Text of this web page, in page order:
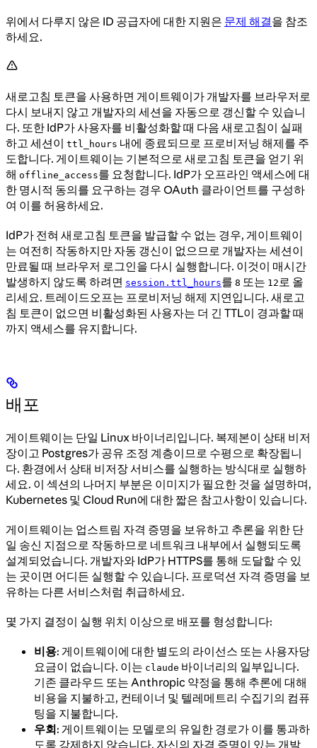
위에서 다루지 않은 ID 공급자에 대한 지원은 문제 해결을 참조
하세요.
새로고침 토큰을 사용하면 게이트웨이가 개발자를 브라우저로
다시 보내지 않고 개발자의 세션을 자동으로 갱신할 수 있습니
다. 또한 IdP가 사용자를 비활성화할 때 다음 새로고침이 실패
하고 세션이 ttl_hours 내에 종료되므로 프로비저닝 해제를 주
도합니다. 게이트웨이는 기본적으로 새로고침 토큰을 얻기 위
해 offline_access를 요청합니다. IdP가 오프라인 액세스에 대
한 명시적 동의를 요구하는 경우 OAuth 클라이언트를 구성하
여 이를 허용하세요.
IdP가 전혀 새로고침 토큰을 발급할 수 없는 경우, 게이트웨이
는 여전히 작동하지만 자동 갱신이 없으므로 개발자는 세션이
만료될 때 브라우저 로그인을 다시 실행합니다. 이것이 매시간
발생하지 않도록 하려면 session.ttl_hours를 8 또는 12로 올
리세요. 트레이드오프는 프로비저닝 해제 지연입니다. 새로고
침 토큰이 없으면 비활성화된 사용자는 더 긴 TTL이 경과할 때
까지 액세스를 유지합니다.
배포
게이트웨이는 단일 Linux 바이너리입니다. 복제본이 상태 비저
장이고 Postgres가 공유 조정 계층이므로 수평으로 확장됩니
다. 환경에서 상태 비저장 서비스를 실행하는 방식대로 실행하
세요. 이 섹션의 나머지 부분은 이미지가 필요한 것을 설명하며,
Kubernetes 및 Cloud Run에 대한 짧은 참고사항이 있습니다.
게이트웨이는 업스트림 자격 증명을 보유하고 추론을 위한 단
일 송신 지점으로 작동하므로 네트워크 내부에서 실행되도록
설계되었습니다. 개발자와 IdP가 HTTPS를 통해 도달할 수 있
는 곳이면 어디든 실행할 수 있습니다. 프로덕션 자격 증명을 보
유하는 다른 서비스처럼 취급하세요.
몇 가지 결정이 실행 위치 이상으로 배포를 형성합니다:
비용: 게이트웨이에 대한 별도의 라이선스 또는 사용자당
요금이 없습니다. 이는 claude 바이너리의 일부입니다.
기존 클라우드 또는 Anthropic 약정을 통해 추론에 대해
비용을 지불하고, 컨테이너 및 텔레메트리 수집기의 컴퓨
팅을 지불합니다.
우회: 게이트웨이는 모델로의 유일한 경로가 이를 통과하
도록 강제하지 않습니다. 자신의 자격 증명이 있는 개발